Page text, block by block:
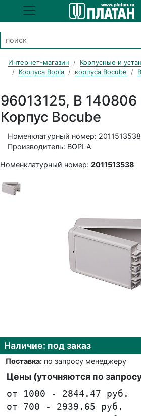
Интернет-магазин
Корпусные и
Корпуса Bopla
корпуса Bocube
96013125, B
Корпус Bocube
Номенклатурный номер: 2011513538
Производитель: BOPLA
Номенклатурный номер: 2011513538
Наличие: под заказ
Поставка:по запросу менеджеру
Цены (уточняются по
от 1000 - 2844.47 руб.
от 700 - 2939.65 руб.